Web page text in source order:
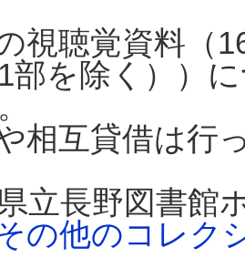
視聴覚資料（
部を除く））
相互貸借は行
立長野図書館
の他のコレク